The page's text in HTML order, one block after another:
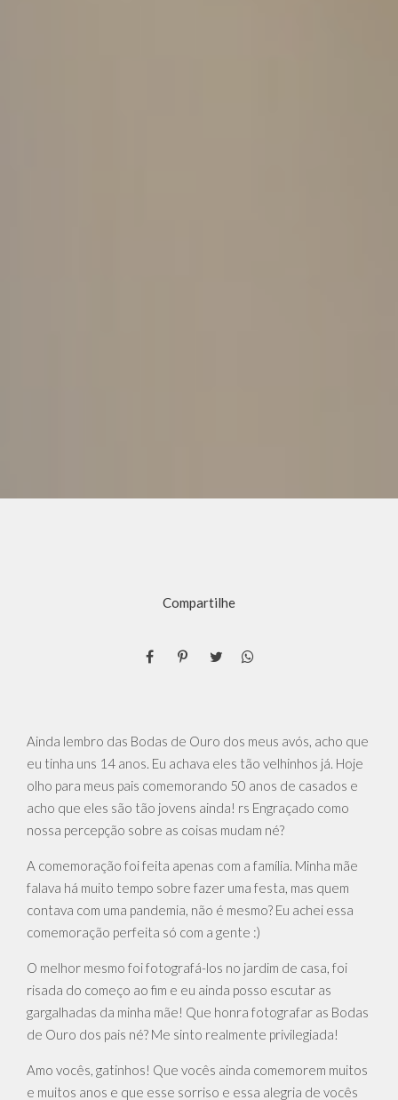
Compartilhe
Ainda lembro das Bodas de Ouro dos meus avós, acho que
eu tinha uns 14 anos. Eu achava eles tão velhinhos já. Hoje
olho para meus pais comemorando 50 anos de casados e
acho que eles são tão jovens ainda! rs Engraçado como
nossa percepção sobre as coisas mudam né?
A comemoração foi feita apenas com a família. Minha mãe
falava há muito tempo sobre fazer uma festa, mas quem
contava com uma pandemia, não é mesmo? Eu achei essa
comemoração perfeita só com a gente :)
O melhor mesmo foi fotografá-los no jardim de casa, foi
risada do começo ao fim e eu ainda posso escutar as
gargalhadas da minha mãe! Que honra fotografar as Bodas
de Ouro dos pais né? Me sinto realmente privilegiada!
Amo vocês, gatinhos! Que vocês ainda comemorem muitos
e muitos anos e que esse sorriso e essa alegria de vocês